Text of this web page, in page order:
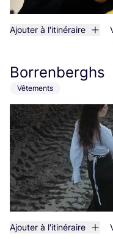
Ajouter à l'itinéraire
Borrenberghs
Vêtements
Ajouter à l'itinéraire